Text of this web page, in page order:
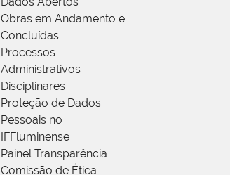
Obras em Andamento e
Concluídas
Processos
Administrativos
Disciplinares
Proteção de Dados
Pessoais no
IFFluminense
Painel Transparência
Comissão de Ética